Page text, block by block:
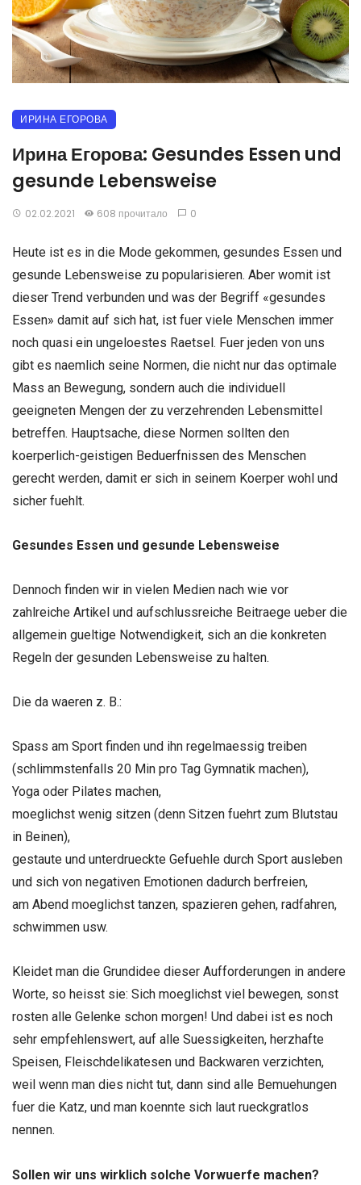
ИРИНА ЕГОРОВА
Ирина Егорова: Gesundes Essen und
gesunde Lebensweise
02.02.2021 608 прочитало 0
Heute ist es in die Mode gekommen, gesundes Essen und
gesunde Lebensweise zu popularisieren. Aber womit ist
dieser Trend verbunden und was der Begriff «gesundes
Essen» damit auf sich hat, ist fuer viele Menschen immer
noch quasi ein ungeloestes Raetsel. Fuer jeden von uns
gibt es naemlich seine Normen, die nicht nur das optimale
Mass an Bewegung, sondern auch die individuell
geeigneten Mengen der zu verzehrenden Lebensmittel
betreffen. Hauptsache, diese Normen sollten den
koerperlich-geistigen Beduerfnissen des Menschen
gerecht werden, damit er sich in seinem Koerper wohl und
sicher fuehlt.
Gesundes Essen und gesunde Lebensweise
Dennoch finden wir in vielen Medien nach wie vor
zahlreiche Artikel und aufschlussreiche Beitraege ueber die
allgemein gueltige Notwendigkeit, sich an die konkreten
Regeln der gesunden Lebensweise zu halten.
Die da waeren z. B.:
Spass am Sport finden und ihn regelmaessig treiben
(schlimmstenfalls 20 Min pro Tag Gymnatik machen),
Yoga oder Pilates machen,
moeglichst wenig sitzen (denn Sitzen fuehrt zum Blutstau
in Beinen),
gestaute und unterdrueckte Gefuehle durch Sport ausleben
und sich von negativen Emotionen dadurch berfreien,
am Abend moeglichst tanzen, spazieren gehen, radfahren,
schwimmen usw.
Kleidet man die Grundidee dieser Aufforderungen in andere
Worte, so heisst sie: Sich moeglichst viel bewegen, sonst
rosten alle Gelenke schon morgen! Und dabei ist es noch
sehr empfehlenswert, auf alle Suessigkeiten, herzhafte
Speisen, Fleischdelikatesen und Backwaren verzichten,
weil wenn man dies nicht tut, dann sind alle Bemuehungen
fuer die Katz, und man koennte sich laut rueckgratlos
nennen.
Sollen wir uns wirklich solche Vorwuerfe machen?